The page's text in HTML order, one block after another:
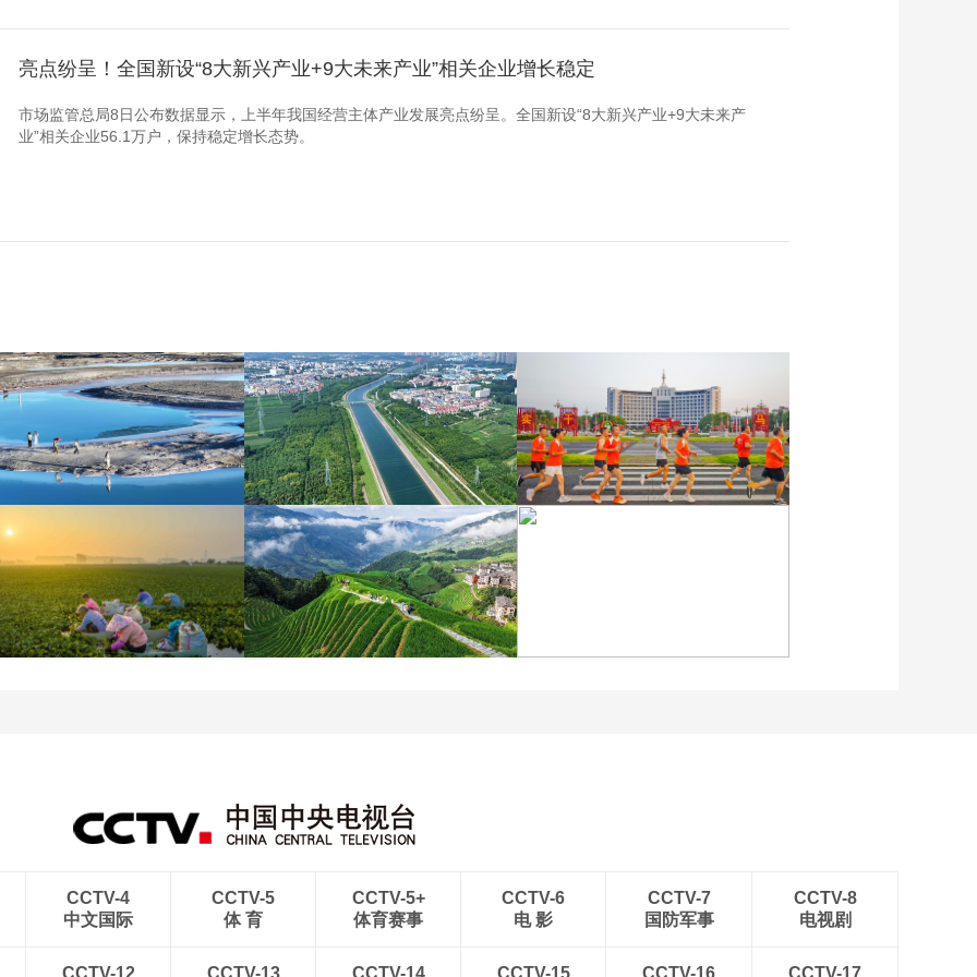
亮点纷呈！全国新设“8大新兴产业+9大未来产业”相关企业增长稳定
市场监管总局8日公布数据显示，上半年我国经营主体产业发展亮点纷呈。全国新设“8大新兴产业+9大未来产
业”相关企业56.1万户，保持稳定增长态势。
海大柴旦翡翠湖晶莹剔
南水北调中线工程调水突
破800亿立方米
CCTV-4
中文国际
CCTV-5
体 育
CCTV-5+
体育赛事
CCTV-6
电 影
CCTV-7
国防军事
CCTV-8
电视剧
CCTV-12 CCTV-13 CCTV-14 CCTV-15 CCTV-16 CCTV-17